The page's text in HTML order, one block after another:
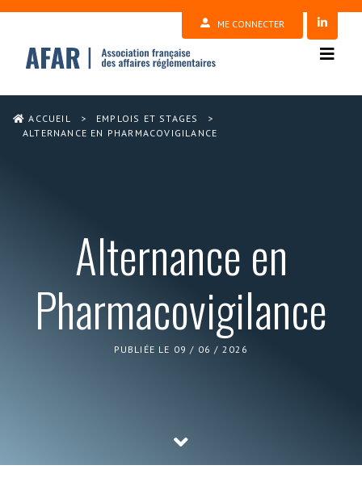
ME CONNECTER
ACCUEIL > EMPLOIS ET STAGES
>
ALTERNANCE EN PHARMACOVIGILANCE
Alternance en
Pharmacovigilance
PUBLIÉE LE 09 / 06 / 2026